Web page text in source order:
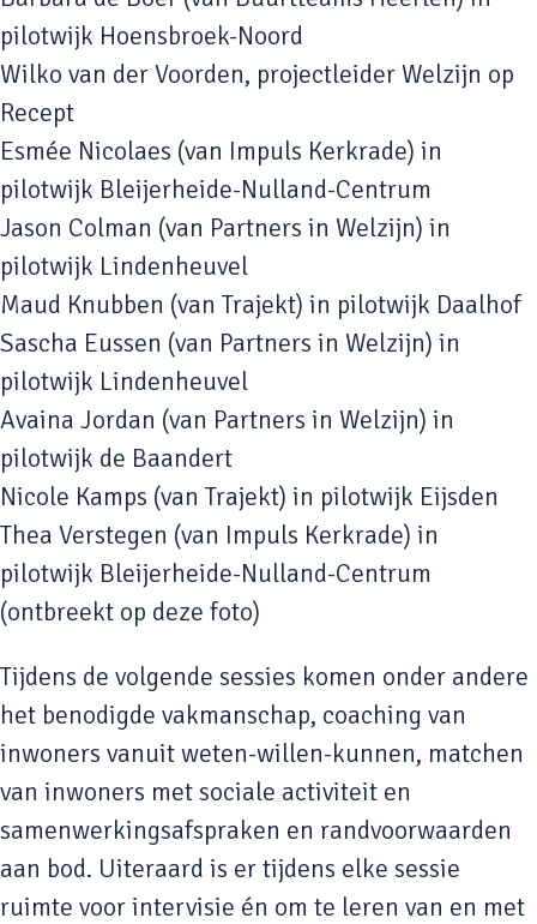
pilotwijk Hoensbroek-Noord
Wilko van der Voorden, projectleider Welzijn op
Recept
Esmée Nicolaes (van Impuls Kerkrade) in
pilotwijk Bleijerheide-Nulland-Centrum
Jason Colman (van Partners in Welzijn) in
pilotwijk Lindenheuvel
Maud Knubben (van Trajekt) in pilotwijk Daalhof
Sascha Eussen (van Partners in Welzijn) in
pilotwijk Lindenheuvel
Avaina Jordan (van Partners in Welzijn) in
pilotwijk de Baandert
Nicole Kamps (van Trajekt) in pilotwijk Eijsden
Thea Verstegen (van Impuls Kerkrade) in
pilotwijk Bleijerheide-Nulland-Centrum
(ontbreekt op deze foto)
Tijdens de volgende sessies komen onder andere
het benodigde vakmanschap, coaching van
inwoners vanuit weten-willen-kunnen, matchen
van inwoners met sociale activiteit en
samenwerkingsafspraken en randvoorwaarden
aan bod. Uiteraard is er tijdens elke sessie
ruimte voor intervisie én om te leren van en met